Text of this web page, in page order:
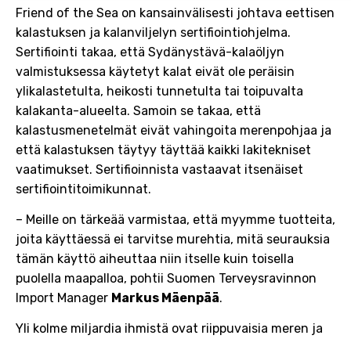
Friend of the Sea on kansainvälisesti johtava eettisen
kalastuksen ja kalanviljelyn sertifiointiohjelma.
Sertifiointi takaa, että Sydänystävä-kalaöljyn
valmistuksessa käytetyt kalat eivät ole peräisin
ylikalastetulta, heikosti tunnetulta tai toipuvalta
kalakanta-alueelta. Samoin se takaa, että
kalastusmenetelmät eivät vahingoita merenpohjaa ja
että kalastuksen täytyy täyttää kaikki lakitekniset
vaatimukset. Sertifioinnista vastaavat itsenäiset
sertifiointitoimikunnat.
– Meille on tärkeää varmistaa, että myymme tuotteita,
joita käyttäessä ei tarvitse murehtia, mitä seurauksia
tämän käyttö aiheuttaa niin itselle kuin toisella
puolella maapalloa, pohtii Suomen Terveysravinnon
Import Manager Markus Mäenpää.
Yli kolme miljardia ihmistä ovat riippuvaisia meren ja